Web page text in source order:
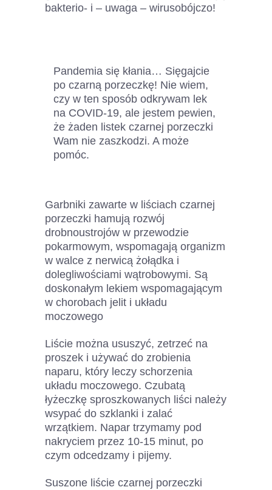
bakterio- i – uwaga – wirusobójczo!
Pandemia się kłania… Sięgajcie
po czarną porzeczkę! Nie wiem,
czy w ten sposób odkrywam lek
na COVID-19, ale jestem pewien,
że żaden listek czarnej porzeczki
Wam nie zaszkodzi. A może
pomóc.
Garbniki zawarte w liściach czarnej
porzeczki hamują rozwój
drobnoustrojów w przewodzie
pokarmowym, wspomagają organizm
w walce z nerwicą żołądka i
dolegliwościami wątrobowymi. Są
doskonałym lekiem wspomagającym
w chorobach jelit i układu
moczowego
Liście można ususzyć, zetrzeć na
proszek i używać do zrobienia
naparu, który leczy schorzenia
układu moczowego. Czubatą
łyżeczkę sproszkowanych liści należy
wsypać do szklanki i zalać
wrzątkiem. Napar trzymamy pod
nakryciem przez 10-15 minut, po
czym odcedzamy i pijemy.
Suszone liście czarnej porzeczki